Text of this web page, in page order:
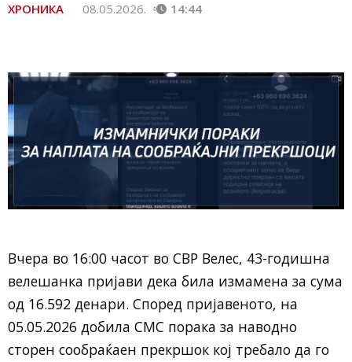
ХРОНИКА 08.05.2026. 14:44
Вчера во 16:00 часот во СВР Велес, 43-годишна
велешанка пријави дека била измамена за сума
од 16.592 денари. Според пријавеното, на
05.05.2026 добила СМС порака за наводно
сторен сообраќаен прекршок кој требало да го